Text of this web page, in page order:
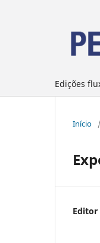
Edições
Início /
Editor